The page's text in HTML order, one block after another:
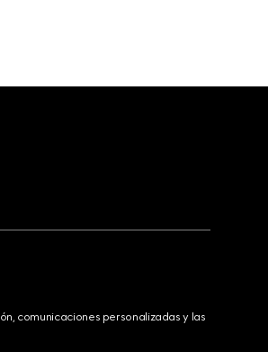
comunicaciones personalizadas y las